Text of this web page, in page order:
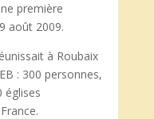
première
août 2009.
à Roubaix
: 300 personnes,
églises